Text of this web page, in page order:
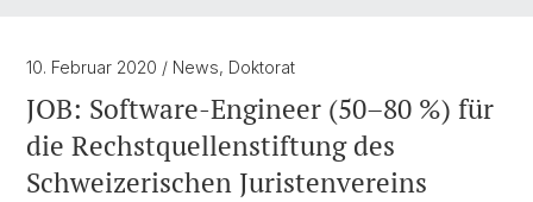
10. Februar 2020 / News, Doktorat
JOB: Software-Engineer (50–80 %) für
die Rechstquellenstiftung des
Schweizerischen Juristenvereins